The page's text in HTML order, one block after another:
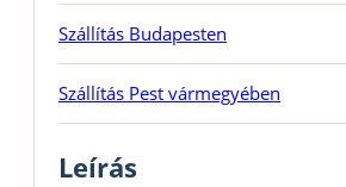
Szállítás Budapesten
Szállítás Pest vármegyében
Leírás